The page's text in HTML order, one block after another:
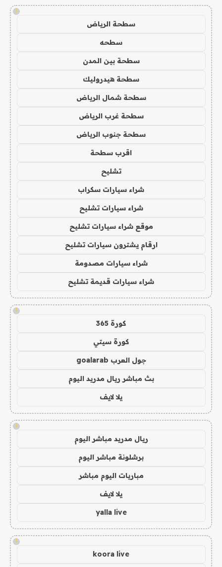
!
سطحة الرياض
سطحه
سطحة بين المدن
سطحة هيدروليك
سطحة شمال الرياض
سطحة غرب الرياض
سطحة جنوب الرياض
اقرب سطحة
تشليح
شراء سيارات سكراب
شراء سيارات تشليح
موقع شراء سيارات تشليح
ارقام يشترون سيارات تشليح
شراء سيارات مصدومة
شراء سيارات قديمة تشليح
!
كورة 365
كورة سيتي
جول العرب goalarab
بث مباشر ريال مدريد اليوم
يلا لايف
!
ريال مدريد مباشر اليوم
برشلونة مباشر اليوم
مباريات اليوم مباشر
يلا لايف
yalla live
!
koora live